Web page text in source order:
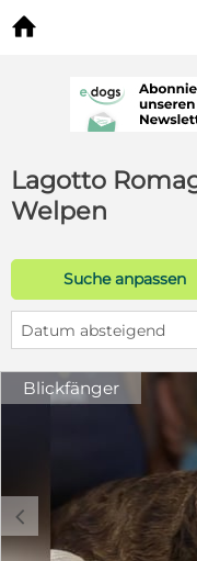

Lagotto
Welpen
Suche anpassen
Datum absteigend
Blickfänger
c